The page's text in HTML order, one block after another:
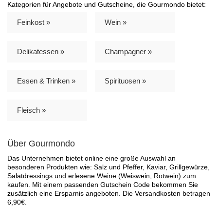
Kategorien für Angebote und Gutscheine, die Gourmondo bietet:
Feinkost » Wein »
Delikatessen » Champagner »
Essen & Trinken » Spirituosen »
Fleisch »
Über Gourmondo
Das Unternehmen bietet online eine große Auswahl an
besonderen Produkten wie: Salz und Pfeffer, Kaviar, Grillgewürze,
Salatdressings und erlesene Weine (Weiswein, Rotwein) zum
kaufen. Mit einem passenden Gutschein Code bekommen Sie
zusätzlich eine Ersparnis angeboten. Die Versandkosten betragen
6,90€.